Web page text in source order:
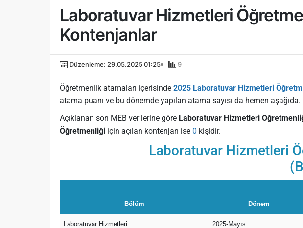
Laboratuvar Hizmetleri
Kontenjanlar
Düzenleme: 29.05.2025 01:25 9
Öğretmenlik atamaları içerisinde 2025 Laboratuvar Hizmetleri
atama puanı ve bu dönemde yapılan atama sayısı da hemen
Açıklanan son MEB verilerine göre Laboratuvar Hizmetleri
Öğretmenliği için açılan kontenjan ise 0 kişidir.
Laboratuvar Hizmetleri
Bölüm Dönem
Laboratuvar Hizmetleri 2025-Mayıs